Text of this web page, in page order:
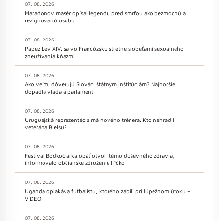
07. 08. 2026
Maradonov masér opísal legendu pred smrťou ako bezmocnú a
rezignovanú osobu
07. 08. 2026
Pápež Lev XIV. sa vo Francúzsku stretne s obeťami sexuálneho
zneužívania kňazmi
07. 08. 2026
Ako veľmi dôverujú Slováci štátnym inštitúciám? Najhoršie
dopadla vláda a parlament
07. 08. 2026
Uruguajská reprezentácia má nového trénera. Kto nahradil
veterána Bielsu?
07. 08. 2026
Festival Bodkočiarka opäť otvorí tému duševného zdravia,
informovalo občianske združenie IPčko
07. 08. 2026
Uganda oplakáva futbalistu, ktorého zabili pri lúpežnom útoku –
VIDEO
07. 08. 2026